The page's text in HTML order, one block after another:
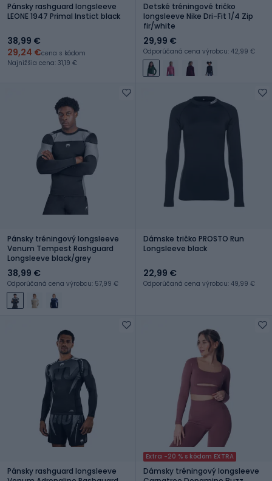
Pánsky rashguard longsleeve
LEONE 1947 Primal Instict black
38,99 €
29,24 €cena s kódom
Najnižšia cena: 31,19 €
Detské tréningové tričko
longsleeve Nike Dri-Fit 1/4 Zip
fir/white
29,99 €
Odporúčaná cena výrobcu: 42,99 €
Pánsky tréningový longsleeve
Venum Tempest Rashguard
Longsleeve black/grey
38,99 €
Odporúčaná cena výrobcu: 57,99 €
Dámske tričko PROSTO Run
Longsleeve black
22,99 €
Odporúčaná cena výrobcu: 49,99 €
Pánsky rashguard longsleeve
Extra -20 % s kódom EXTRA
Dámsky tréningový longsleeve